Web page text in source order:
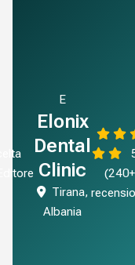
E
Elonix
Dental
Clinic
Tirana,
Albania
(240+